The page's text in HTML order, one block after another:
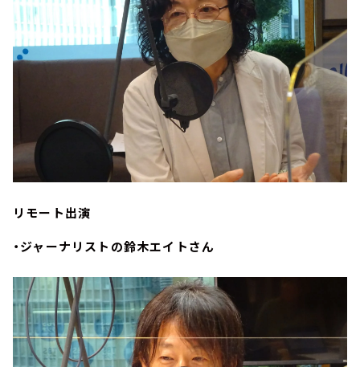
リモート出演
・ジャーナリストの鈴木エイトさん